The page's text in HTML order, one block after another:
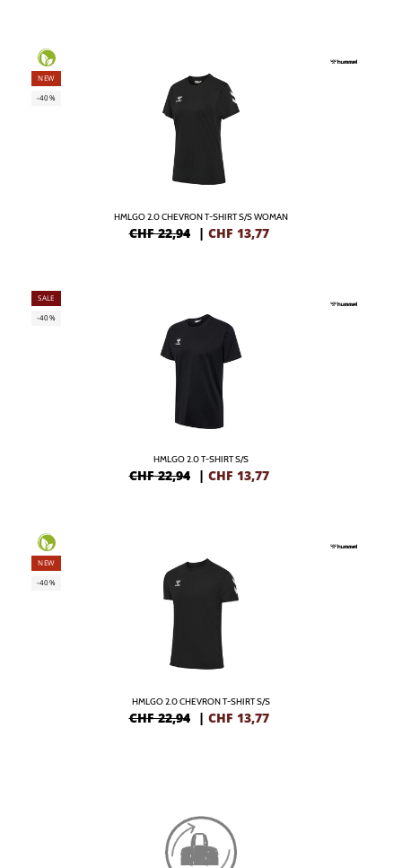
NEW
-40%
HMLGO 2.0 CHEVRON T-SHIRT S/S WOMAN
CHF 22,94 | CHF 13,77
SALE
-40%
HMLGO 2.0 T-SHIRT S/S
CHF 22,94 | CHF 13,77
NEW
-40%
HMLGO 2.0 CHEVRON T-SHIRT S/S
CHF 22,94 | CHF 13,77